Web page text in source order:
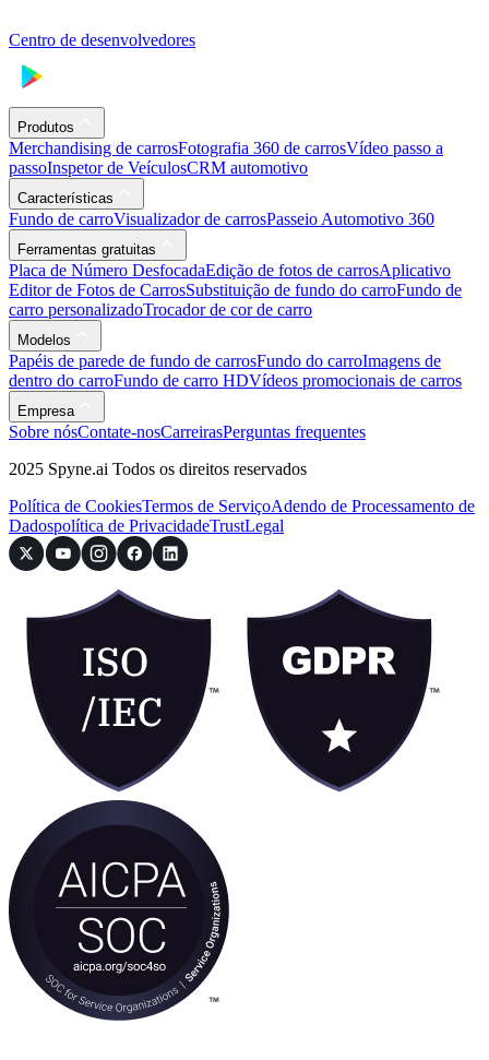
Centro de desenvolvedores
Produtos
Merchandising de carrosFotografia 360 de carrosVídeo passo a
passoInspetor de VeículosCRM automotivo
Características
Fundo de carroVisualizador de carrosPasseio Automotivo 360
Ferramentas gratuitas
Placa de Número DesfocadaEdição de fotos de carrosAplicativo
Editor de Fotos de CarrosSubstituição de fundo do carroFundo de
carro personalizadoTrocador de cor de carro
Modelos
Papéis de parede de fundo de carrosFundo do carroImagens de
dentro do carroFundo de carro HDVídeos promocionais de carros
Empresa
Sobre nósContate-nosCarreirasPerguntas frequentes
2025 Spyne.ai Todos os direitos reservados
Política de CookiesTermos de ServiçoAdendo de Processamento de
Dadospolítica de PrivacidadeTrustLegal